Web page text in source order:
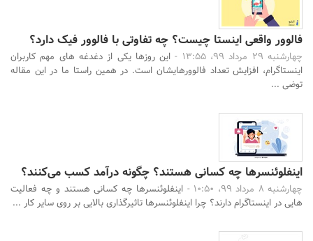
فالوور واقعی اینستا چیست؟ چه تفاوتی با فالوور فیک دارد؟
چهارشنبه 29 مرداد 99، 13:55 -
این روزها یکی از دغدغه های مهم کاربران
اینستاگرام، افزایش تعداد فالوورهایشان است. در همین راستا ما در این مقاله
توضی ...
اینفلوئنسرها چه کسانی هستند؟ چگونه درآمد کسب می‌کنند؟
چهارشنبه 8 مرداد 99، 10:50 -
اینفلوئنسرها چه کسانی هستند و چه فعالیت
هایی در اینستاگرام دارند؟ چرا اینفلوئنسرها تاثیرگذاری بالایی بر روی سایر کار ...